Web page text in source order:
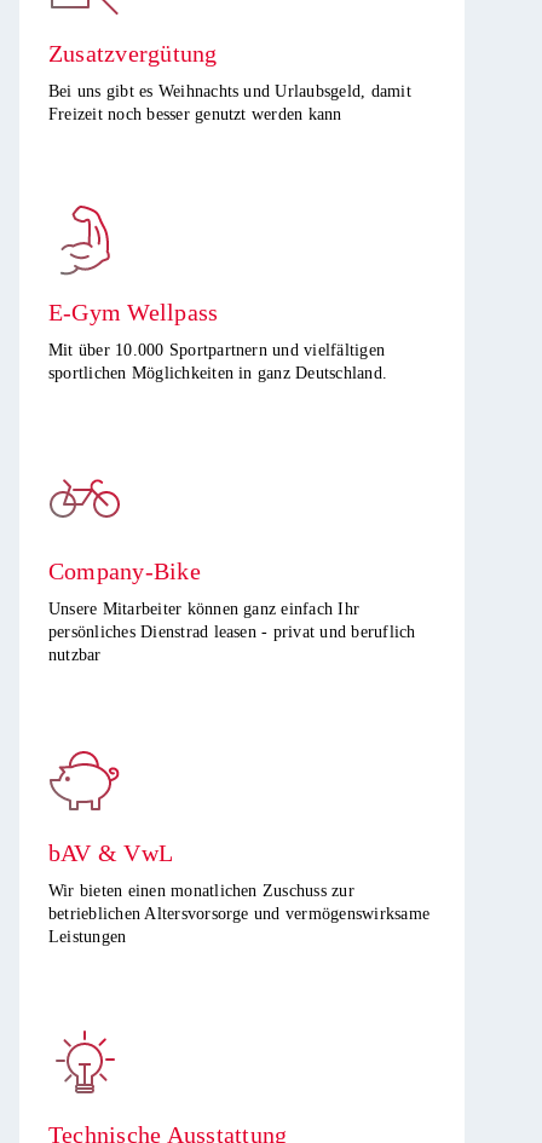
Zusatzvergütung
Bei uns gibt es Weihnachts und Urlaubsgeld, damit
Freizeit noch besser genutzt werden kann​
E-Gym Wellpass
Mit über 10.000 Sportpartnern und vielfältigen
sportlichen Möglichkeiten in ganz Deutschland.
Company-Bike​
Unsere Mitarbeiter können ganz einfach Ihr
persönliches Dienstrad leasen - privat und beruflich
nutzbar​
bAV & VwL
Wir bieten einen monatlichen Zuschuss zur
betrieblichen Altersvorsorge und vermögenswirksame
Leistungen ​
Technische Ausstattung